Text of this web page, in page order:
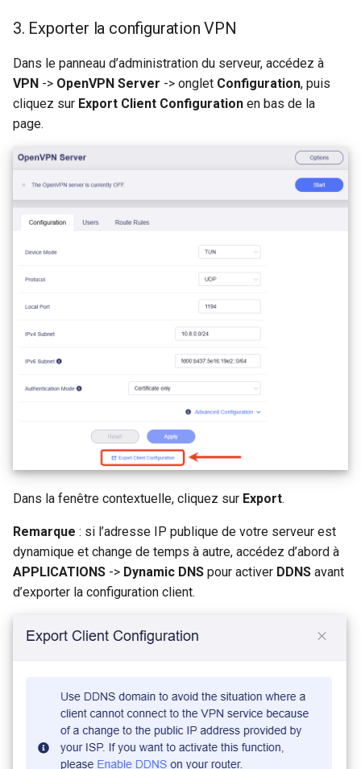
3. Exporter la configuration VPN
Dans le panneau d’administration du serveur, accédez à
VPN -> OpenVPN Server -> onglet Configuration, puis
cliquez sur Export Client Configuration en bas de la
page.
Dans la fenêtre contextuelle, cliquez sur Export.
Remarque : si l’adresse IP publique de votre serveur est
dynamique et change de temps à autre, accédez d’abord à
APPLICATIONS -> Dynamic DNS pour activer DDNS avant
d’exporter la configuration client.